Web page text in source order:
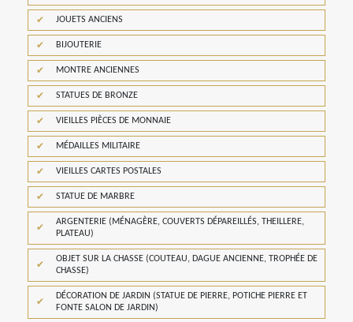
JOUETS ANCIENS
BIJOUTERIE
MONTRE ANCIENNES
STATUES DE BRONZE
VIEILLES PIÈCES DE MONNAIE
MÉDAILLES MILITAIRE
VIEILLES CARTES POSTALES
STATUE DE MARBRE
ARGENTERIE (MÉNAGÈRE, COUVERTS DÉPAREILLÉS, THEILLERE,
PLATEAU)
OBJET SUR LA CHASSE (COUTEAU, DAGUE ANCIENNE, TROPHÉE DE
CHASSE)
DÉCORATION DE JARDIN (STATUE DE PIERRE, POTICHE PIERRE ET
FONTE SALON DE JARDIN)